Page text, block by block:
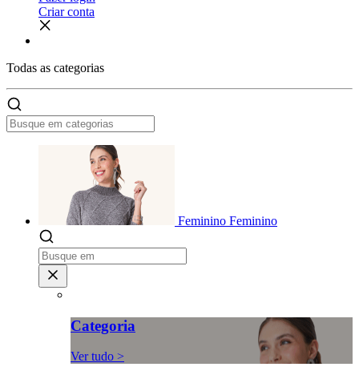
Criar conta
Todas as categorias
Feminino Feminino
Categoria
Ver tudo >